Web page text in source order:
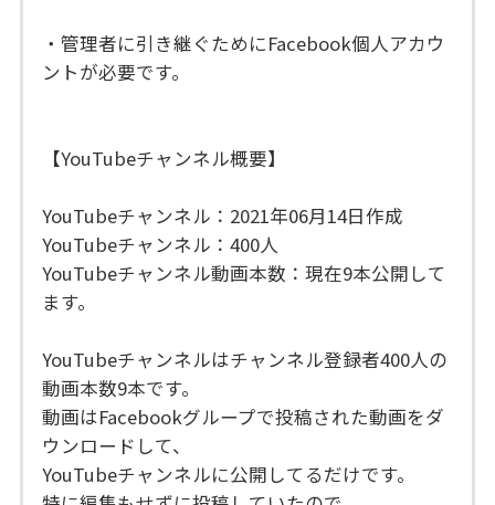
・管理者に引き継ぐためにFacebook個人アカウ
ントが必要です。
【YouTubeチャンネル概要】
YouTubeチャンネル：2021年06月14日作成
YouTubeチャンネル：400人
YouTubeチャンネル動画本数：現在9本公開して
ます。
YouTubeチャンネルはチャンネル登録者400人の
動画本数9本です。
動画はFacebookグループで投稿された動画をダ
ウンロードして、
YouTubeチャンネルに公開してるだけです。